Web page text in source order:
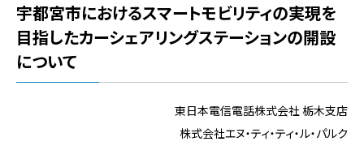
宇都宮市におけるスマートモビリティの実現を
目指したカーシェアリングステーションの開設
について
東日本電信電話株式会社 栃木支店
株式会社エヌ・ティ・ティ・ル・パルク